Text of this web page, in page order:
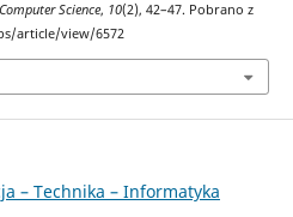
Science, 10(2), 42–47. Pobrano z
article/view/6572
– Technika – Informatyka